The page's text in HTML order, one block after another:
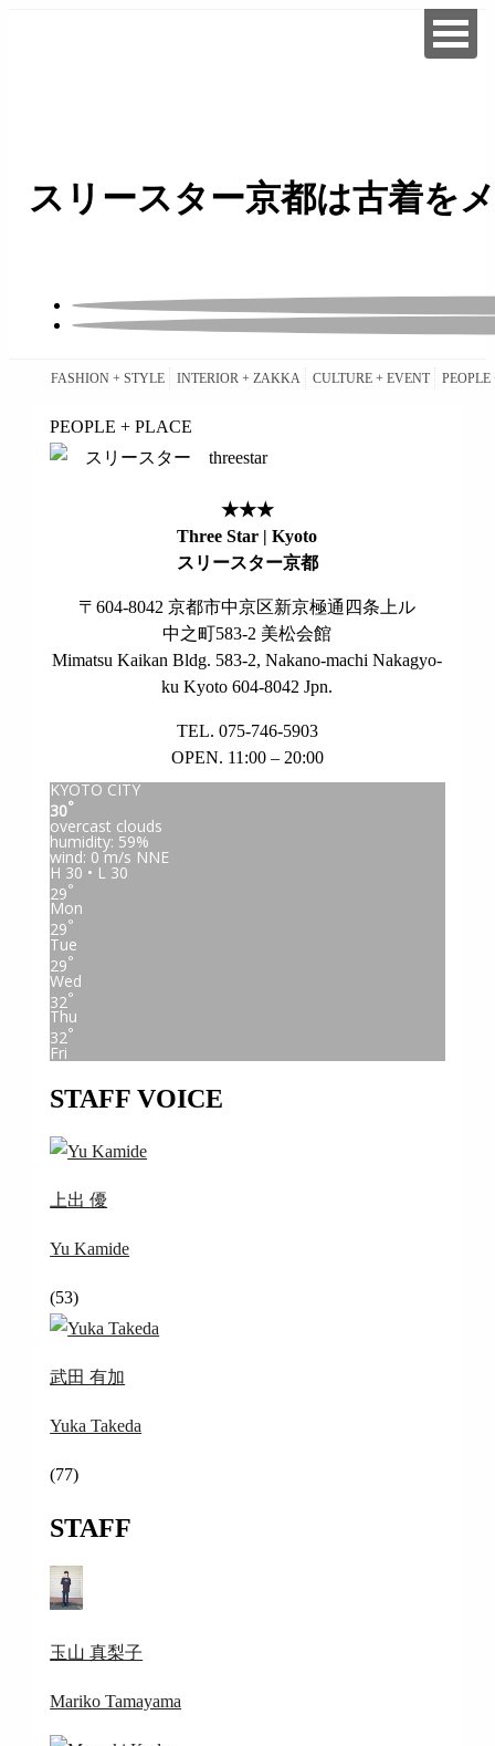
スリースター京都は古着を
FASHION + STYLE INTERIOR + ZAKKA CULTURE + EVENT PEOPLE
PEOPLE + PLACE
★★★
Three Star | Kyoto
スリースター京都
〒604-8042 京都市中京区新京極通四条上ル
中之町583-2 美松会館
Mimatsu Kaikan Bldg. 583-2, Nakano-machi Nakagyo-
ku Kyoto 604-8042 Jpn.
TEL. 075-746-5903
OPEN. 11:00 – 20:00
KYOTO CITY
30°
overcast clouds
humidity: 59%
wind: 0 m/s NNE
H 30 • L 30
29°
Mon
29°
Tue
29°
Wed
32°
Thu
32°
Fri
STAFF VOICE
上出 優
Yu Kamide
(53)
武田 有加
Yuka Takeda
(77)
STAFF
玉山 真梨子
Mariko Tamayama